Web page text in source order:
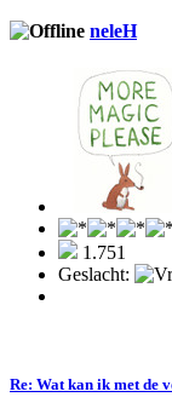
neleH
1.751
Geslacht:
Re: Wat kan ik met de